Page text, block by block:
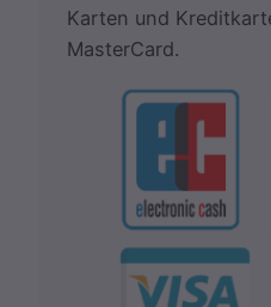
Karten und
MasterCard.